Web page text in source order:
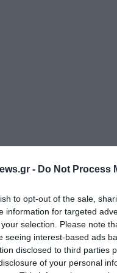
- Do Not Process
to opt-out of the sale,
information for targeted
selection. Please note
seeing interest-based ads
disclosed to third parties
of your personal
Χαριλάου
γραμμή –